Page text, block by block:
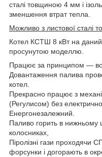
сталі товщиною 4 мм і
зменшення втрат тепла.
Можливо з листової сталі
Котел КСТШ 8 кВт на
просунутою моделлю.
Працює за принципом —
Довантаження палива
котел.
Прекрасно працює з
(Регулисом) без
Енергонезалежний.
Паливо горить в нижньому
колосниках,
Піролізні гази
форсунки і догорають в